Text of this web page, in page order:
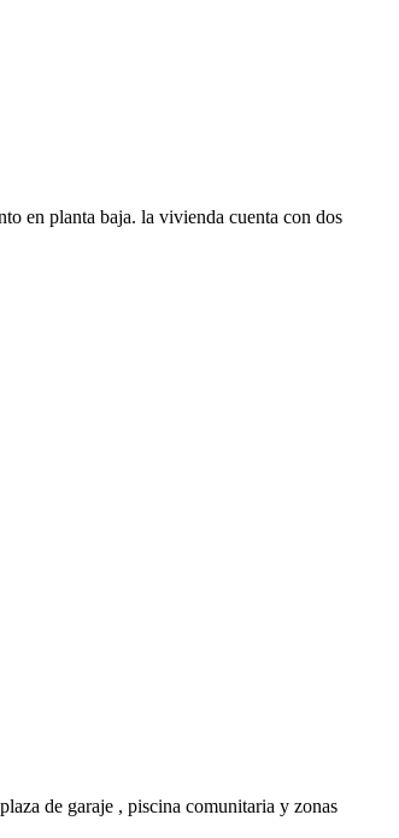
en planta baja. la vivienda cuenta con dos
de garaje , piscina comunitaria y zonas